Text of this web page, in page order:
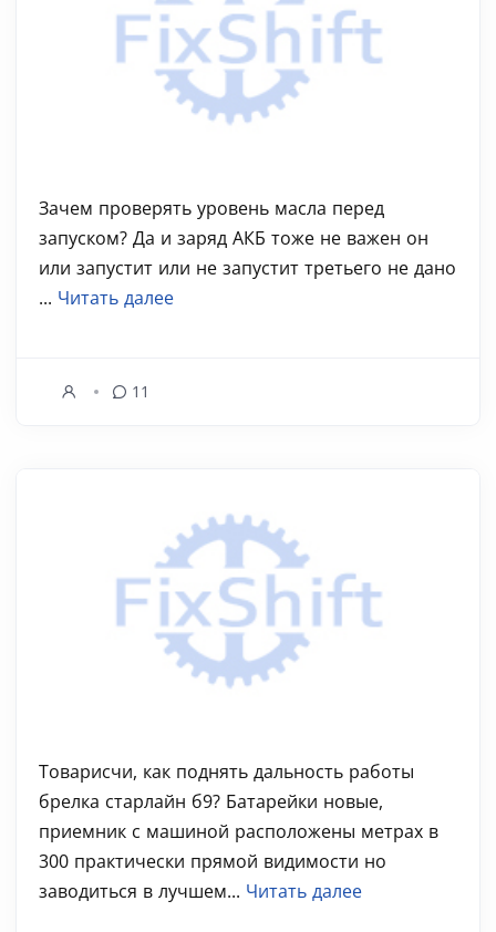
Зачем проверять уровень масла перед
запуском? Да и заряд АКБ тоже не важен он
или запустит или не запустит третьего не дано
... Читать далее
11
Товарисчи, как поднять дальность работы
брелка старлайн б9? Батарейки новые,
приемник с машиной расположены метрах в
300 практически прямой видимости но
заводиться в лучшем... Читать далее